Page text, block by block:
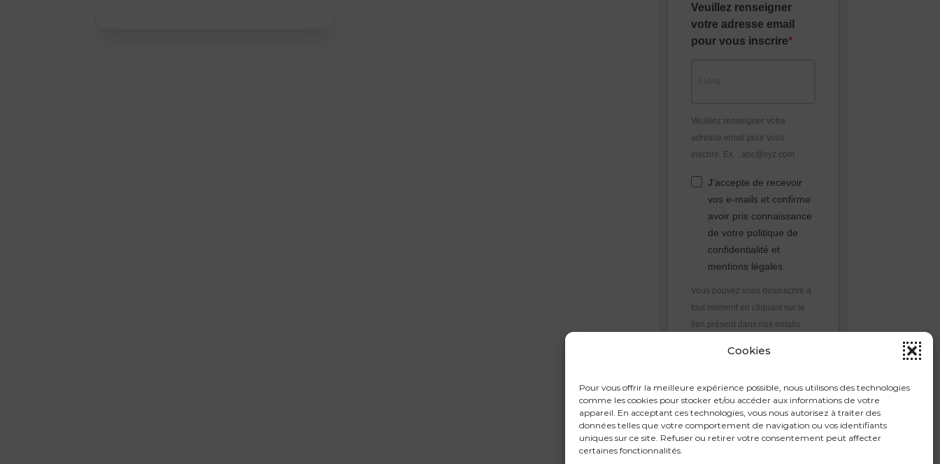
Cookies
Pour vous offrir la meilleure expérience possible, nous utilisons des technologies
comme les cookies pour stocker et/ou accéder aux informations de votre
appareil. En acceptant ces technologies, vous nous autorisez à traiter des
données telles que votre comportement de navigation ou vos identifiants
uniques sur ce site. Refuser ou retirer votre consentement peut affecter
certaines fonctionnalités.
Veuillez renseigner
votre adresse email
pour vous inscrire
Veuillez renseigner votre
adresse email pour vous
inscrire. Ex. : abc@xyz.com
J'accepte de recevoir
vos e-mails et confirme
avoir pris connaissance
de votre politique de
confidentialité et
mentions légales.
Vous pouvez vous désinscrire à
tout moment en cliquant sur le
lien présent dans nos emails.
S'INSCRIRE